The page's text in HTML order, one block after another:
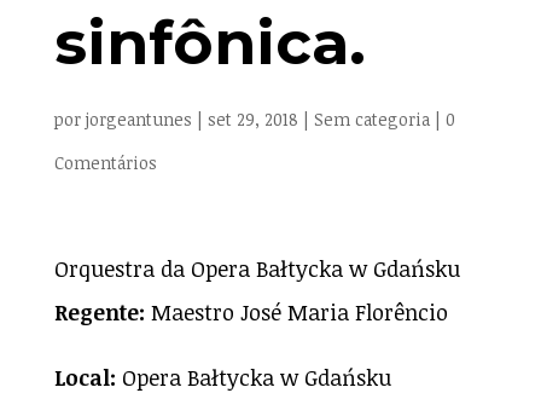
sinfônica.
por jorgeantunes | set 29, 2018 | Sem categoria| 0
Comentários
Orquestra da Opera Bałtycka w Gdańsku
Regente: Maestro José Maria Florêncio
Local: Opera Bałtycka w Gdańsku